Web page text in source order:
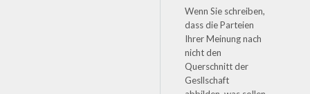
Wenn Sie schreiben,
dass die Parteien
Ihrer Meinung nach
nicht den
Querschnitt der
Gesllschaft